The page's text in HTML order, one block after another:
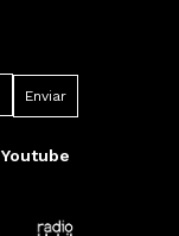
Youtube